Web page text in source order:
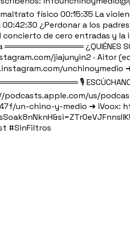
físico 00:15:35 La
¿Perdonar a los
de cero entradas y
¿QUIÉNES
jiajunyin2 · Aitor
🎙️
us/
un-chino-y-medio ➜
#SinFiltros